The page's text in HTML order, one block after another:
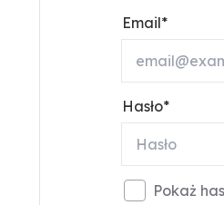
Email
Hasło
Pokaż